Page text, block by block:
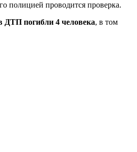
полицией проводится проверка.
ДТП погибли 4 человека, в том